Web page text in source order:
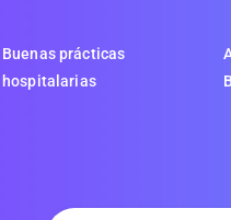
Buenas prácticas
hospitalarias